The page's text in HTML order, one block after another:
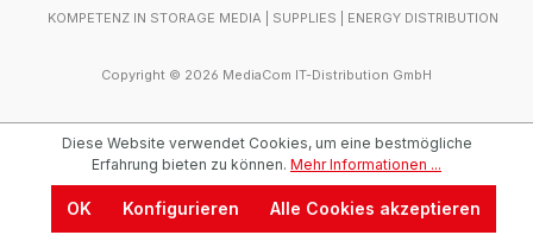
KOMPETENZ IN STORAGE MEDIA | SUPPLIES | ENERGY DISTRIBUTION
Copyright © 2026 MediaCom IT-Distribution GmbH
Diese Website verwendet Cookies, um eine bestmögliche
Erfahrung bieten zu können. Mehr Informationen ...
OK Konfigurieren Alle Cookies akzeptieren